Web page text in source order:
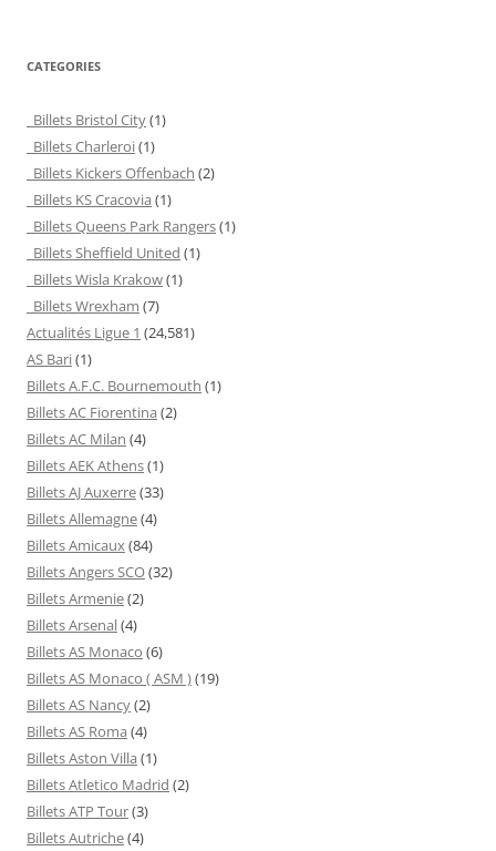
CATEGORIES
Billets Bristol City(1)
Billets Charleroi(1)
Billets Kickers Offenbach (2)
Billets KS Cracovia (1)
Billets Queens Park Rangers(1)
Billets Sheffield United (1)
Billets Wisla Krakow(1)
Billets Wrexham (7)
Actualités Ligue 1 (24,581)
AS Bari(1)
Billets A.F.C. Bournemouth (1)
Billets AC Fiorentina (2)
Billets AC Milan (4)
Billets AEK Athens(1)
Billets AJ Auxerre(33)
Billets Allemagne(4)
Billets Amicaux(84)
Billets Angers SCO(32)
Billets Armenie(2)
Billets Arsenal(4)
Billets AS Monaco (6)
Billets AS Monaco ( ASM )(19)
Billets AS Nancy(2)
Billets AS Roma (4)
Billets Aston Villa (1)
Billets Atletico Madrid (2)
Billets ATP Tour(3)
Billets Autriche(4)